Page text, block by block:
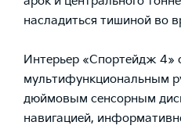
насладиться тишиной во
Интерьер «Спортейдж 4»
мультифункциональным
дюймовым сенсорным
навигацией,